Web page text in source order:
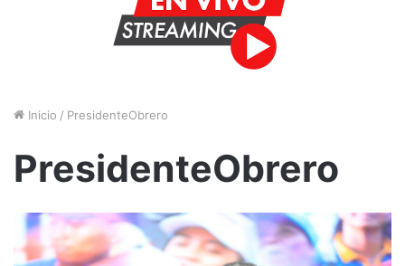
Inicio / PresidenteObrero
PresidenteObrero